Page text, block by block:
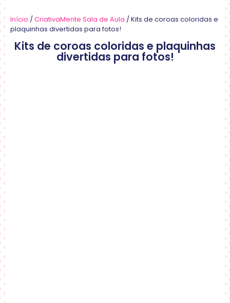
Início /CriativaMente Sala de Aula / Kits de coroas coloridas e
plaquinhas divertidas para fotos!
Kits de coroas coloridas e plaquinhas
divertidas para fotos!